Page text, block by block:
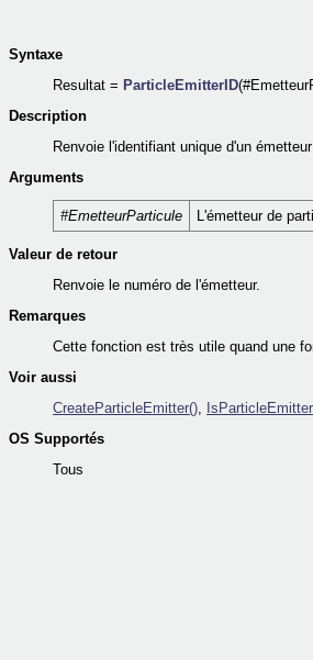
Syntaxe
Resultat = ParticleEmitterID
Description
Renvoie l'identifiant unique d'un
Arguments
#EmetteurParticule L'émetteur de
Valeur de retour
Renvoie le numéro de l'émetteur.
Remarques
Cette fonction est très utile quand une
Voir aussi
CreateParticleEmitter(),
OS Supportés
Tous